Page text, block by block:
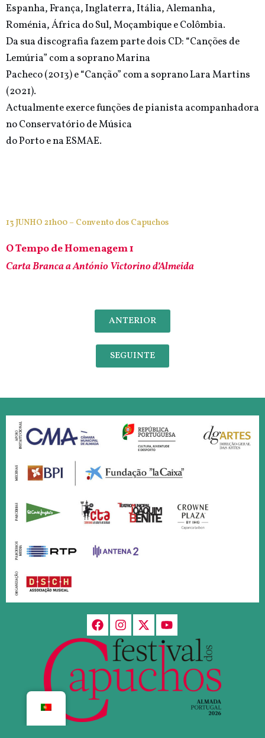
Espanha, França, Inglaterra, Itália, Alemanha,
Roménia, África do Sul, Moçambique e Colômbia.
Da sua discografia fazem parte dois CD: “Canções de
Lemúria” com a soprano Marina
Pacheco (2013) e “Canção” com a soprano Lara Martins
(2021).
Actualmente exerce funções de pianista acompanhadora
no Conservatório de Música
do Porto e na ESMAE.
13 JUNHO 21h00 – Convento dos Capuchos
O Tempo de Homenagem 1
Carta Branca a António Victorino d’Almeida
ANTERIOR
SEGUINTE